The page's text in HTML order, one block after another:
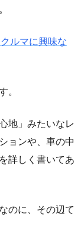
ルマに興味な
。
地」みたいなレ
ョンや、車の中
詳しく書いてあ
のに、その辺て